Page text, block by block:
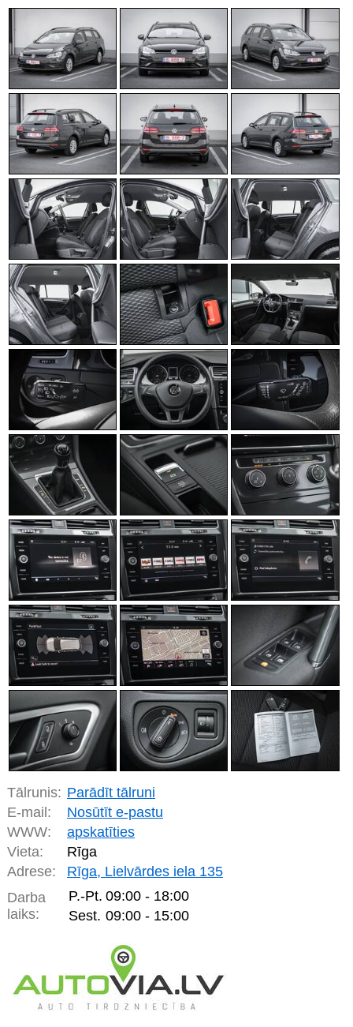
Tālrunis: Parādīt tālruni
E-mail:
Nosūtīt e-pastu
WWW:
apskatīties
Vieta:
Rīga
Adrese:
Rīga, Lielvārdes iela 135
Darba
laiks:
P.-Pt. 09:00 - 18:00
Sest. 09:00 - 15:00